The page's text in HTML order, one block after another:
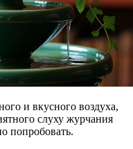
и вкусного воздуха,
слуху журчания
попробовать.